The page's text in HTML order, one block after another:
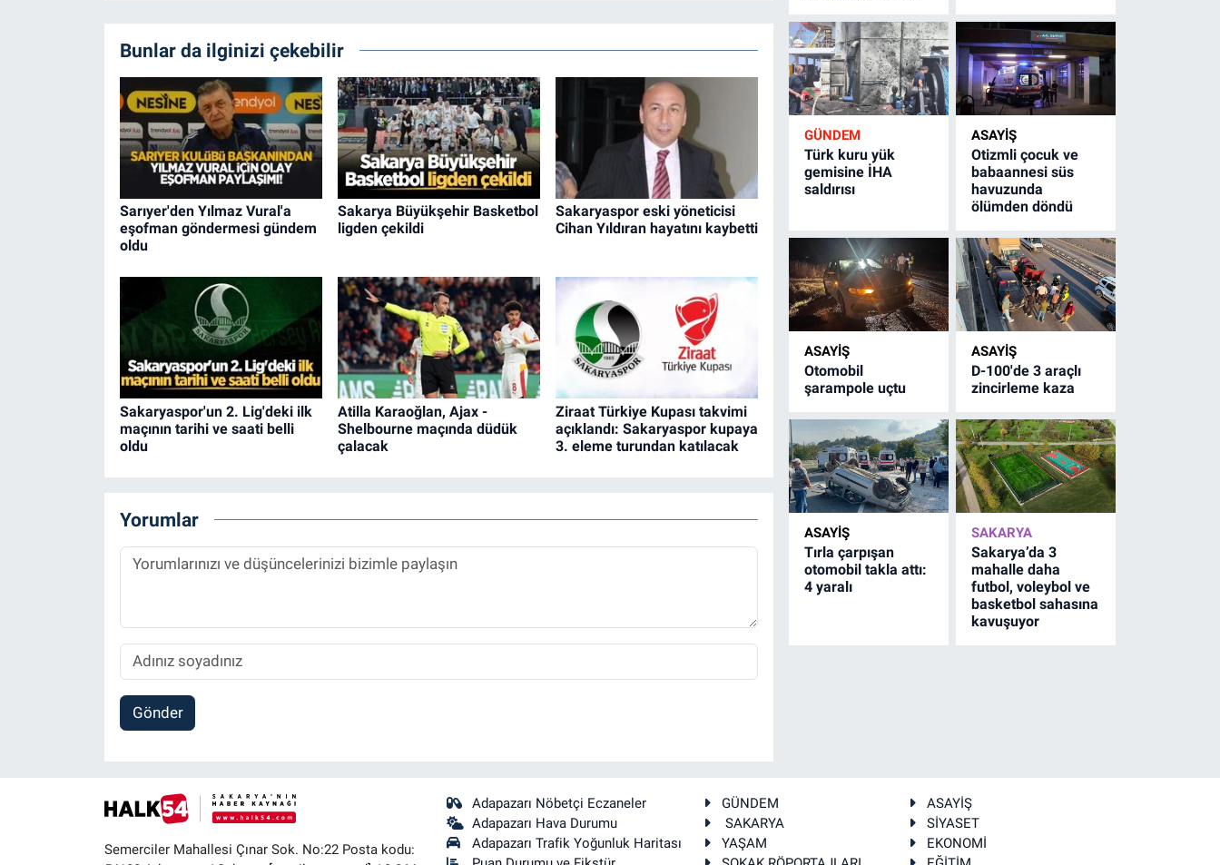
Bunlar da ilginizi çekebilir
Sarıyer'den Yılmaz Vural'a
eşofman göndermesi gündem
oldu
Sakarya Büyükşehir Basketbol
ligden çekildi
Sakaryaspor eski yöneticisi
Cihan Yıldıran hayatını kaybetti
Sakaryaspor'un 2. Lig'deki ilk
maçının tarihi ve saati belli
oldu
Atilla Karaoğlan, Ajax -
Shelbourne maçında düdük
çalacak
Ziraat Türkiye Kupası takvimi
açıklandı: Sakaryaspor kupaya
3. eleme turundan katılacak
Yorumlar
Gönder
GÜNDEM
Türk kuru yük
gemisine İHA
saldırısı
ASAYİŞ
Otizmli çocuk ve
babaannesi süs
havuzunda
ölümden döndü
ASAYİŞ
Otomobil
şarampole uçtu
ASAYİŞ
D-100'de 3 araçlı
zincirleme kaza
ASAYİŞ
Tırla çarpışan
otomobil takla attı:
4 yaralı
SAKARYA
Sakarya’da 3
mahalle daha
futbol, voleybol ve
basketbol sahasına
kavuşuyor
Semerciler Mahallesi Çınar Sok. No:22 Posta kodu:
Adapazarı Nöbetçi Eczaneler
Adapazarı Hava Durumu
Adapazarı Trafik Yoğunluk Haritası
GÜNDEM
ASAYİŞ
SAKARYA
SİYASET
YAŞAM
EKONOMİ